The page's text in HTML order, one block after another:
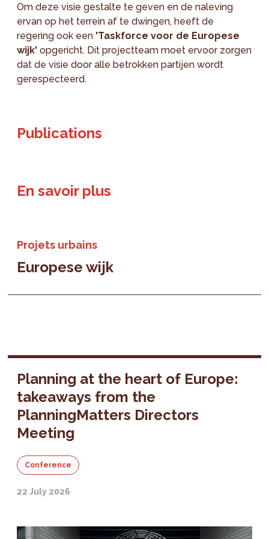
Om deze visie gestalte te geven en de naleving
ervan op het terrein af te dwingen, heeft de
regering ook een 'Taskforce voor de Europese
wijk' opgericht. Dit projectteam moet ervoor zorgen
dat de visie door alle betrokken partijen wordt
gerespecteerd.
Publications
En savoir plus
Projets urbains
Europese wijk
Planning at the heart of Europe:
takeaways from the
PlanningMatters Directors
Meeting
Conference
22 July 2026